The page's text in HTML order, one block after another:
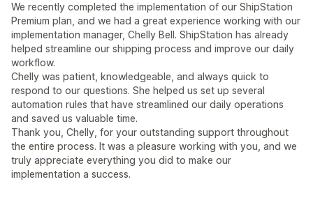
We recently completed the implementation of our ShipStation
Premium plan, and we had a great experience working with our
implementation manager, Chelly Bell. ShipStation has already
helped streamline our shipping process and improve our daily
workflow.
Chelly was patient, knowledgeable, and always quick to
respond to our questions. She helped us set up several
automation rules that have streamlined our daily operations
and saved us valuable time.
Thank you, Chelly, for your outstanding support throughout
the entire process. It was a pleasure working with you, and we
truly appreciate everything you did to make our
implementation a success.